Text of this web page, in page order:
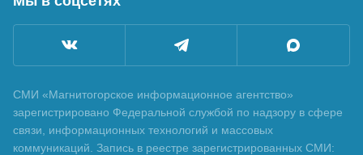
СМИ «Магнитогорское информационное агентство»
зарегистрировано Федеральной службой по надзору в сфере
связи, информационных технологий и массовых
коммуникаций. Запись в реестре зарегистрированных СМИ: